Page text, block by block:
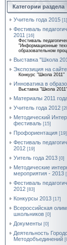
Категории раздела
Учитель года 2015 [1]
Фестиваль
2011 [16]
Фестиваль
"Информационные
образовательном
Выставка "Школа
Экспозиция на сайте
Конкурс "Школа 2011"
Инноватика в
Выставка "Школа 2011"
Материалы 2011
Учитель года 2012
Методический
фестиваль [15]
Профориентация [19]
Фестиваль
2012 [19]
Уитель года 2013 [0]
Методические
мероприятия - 2013
Фестиваль
2012 [83]
Конкурсы 2013 [17]
Всероссийская
школьников [0]
Документы [0]
Деятельность
Методобъединений